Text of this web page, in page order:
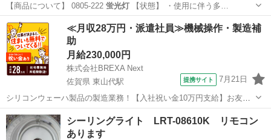
【商品について】 0805-222 蛍光灯 【状態】 ・使用に伴う多…
神奈川 川崎市 照明器具 蛍光灯
≪月収28万円・派遣社員≫機械操作・製造補
助
月給230,000円
株式会社BREXA Next
佐賀県 東山代駅
提携サイト 7月21日
シリコンウェーハ製品の製造業務！【入社祝い金10万円支給】お友達
やカップルとの応募OK◎年間休日129日＆休出なしでプライベート充
実♪業務はクリーンルームで快適作業◎自社正社員登用制度あり★1食
300円～の格安食堂あり！《佐...
佐賀 伊万里市 東山代駅 その他
シーリングライト LRT-08610K リモコン
あります